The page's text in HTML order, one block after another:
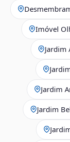
Imóvel
Jardim
Jardim
Jardim